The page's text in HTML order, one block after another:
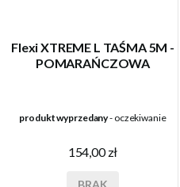
Flexi XTREME L TAŚMA 5M -
POMARAŃCZOWA
produkt wyprzedany- oczekiwanie
154,00 zł